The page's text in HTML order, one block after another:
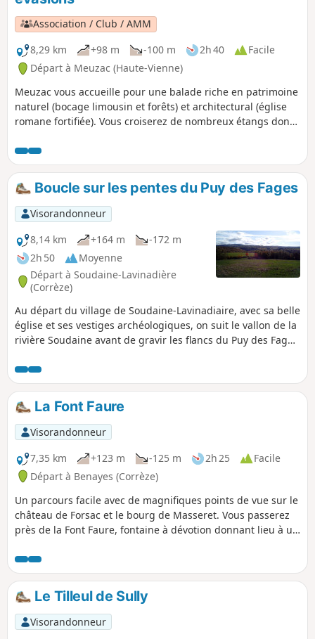
Association / Club / AMM
8,29 km
+98 m -100 m 2h 40
Facile
Départ à Meuzac (Haute-Vienne)
Meuzac vous accueille pour une balade riche en patrimoine
naturel (bocage limousin et forêts) et architectural (église
romane fortifiée). Vous croiserez de nombreux étangs dont
(ski-nautique). Ne manquez pas la médiathèque du Père
Castor. Vous trouverez tout au long de la randonnée un jeu
de questions-réponses (question sur une borne, réponse
sur la borne suivante).
Boucle sur les pentes du Puy des Fages
Visorandonneur
8,14 km
+164 m
-172 m
2h 50
Moyenne
Départ à Soudaine-Lavinadière
(Corrèze)
Au départ du village de Soudaine-Lavinadiaire, avec sa belle
église et ses vestiges archéologiques, on suit le vallon de la
rivière Soudaine avant de gravir les flancs du Puy des Fages
tableau, quelques ruisseaux rafraîchissants et de verts
pâturages, où paissent vaches Limousines et chevaux.
La Font Faure
Visorandonneur
7,35 km
+123 m -125 m 2h 25
Facile
Départ à Benayes (Corrèze)
Un parcours facile avec de magnifiques points de vue sur le
château de Forsac et le bourg de Masseret. Vous passerez
près de la Font Faure, fontaine à dévotion donnant lieu à un
la croix. La fontaine est située dans la belle et grande forêt
du même nom, en partie réserve de chasse, à proximité de
Forsac.Le Tilleul de Sully
Visorandonneur